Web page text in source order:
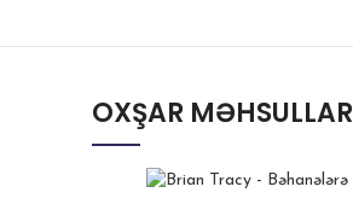
OXŞAR MƏHSULLAR